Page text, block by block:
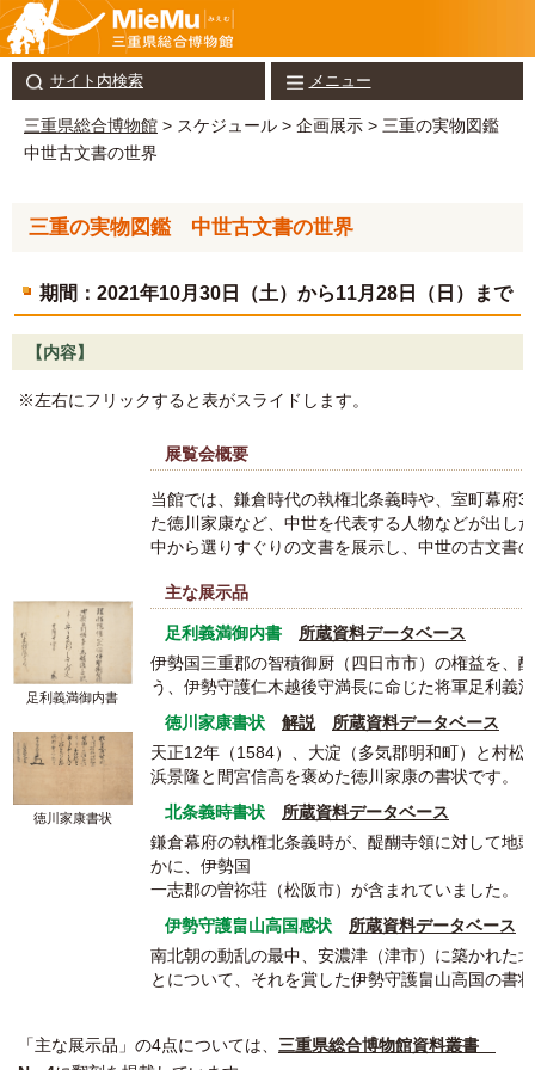
サイト内検索 メニュー
三重県総合博物館 > スケジュール > 企画展示 > 三重の実物図鑑
中世古文書の世界
三重の実物図鑑 中世古文書の世界
期間：2021年10月30日（土）から11月28日（日）まで
【内容】
※左右にフリックすると表がスライドします。
足利義満御内書
徳川家康書状
展覧会概要
当館では、鎌倉時代の執権北条義時や、室町幕府
た徳川家康など、中世を代表する人物などが出し
中から選りすぐりの文書を展示し、中世の古文書
主な展示品
足利義満御内書 所蔵資料データベース
伊勢国三重郡の智積御厨（四日市市）の権益を、
う、伊勢守護仁木越後守満長に命じた将軍足利義
徳川家康書状 解説
所蔵資料データベース
天正12年（1584）、大淀（多気郡明和町）と村松
浜景隆と間宮信高を褒めた徳川家康の書状です。
北条義時書状 所蔵資料データベース
鎌倉幕府の執権北条義時が、醍醐寺領に対して地
かに、伊勢国
一志郡の曽祢荘（松阪市）が含まれていました。
伊勢守護畠山高国感状 所蔵資料データベース
南北朝の動乱の最中、安濃津（津市）に築かれた
とについて、それを賞した伊勢守護畠山高国の書
「主な展示品」の4点については、 三重県総合博物館資料叢書